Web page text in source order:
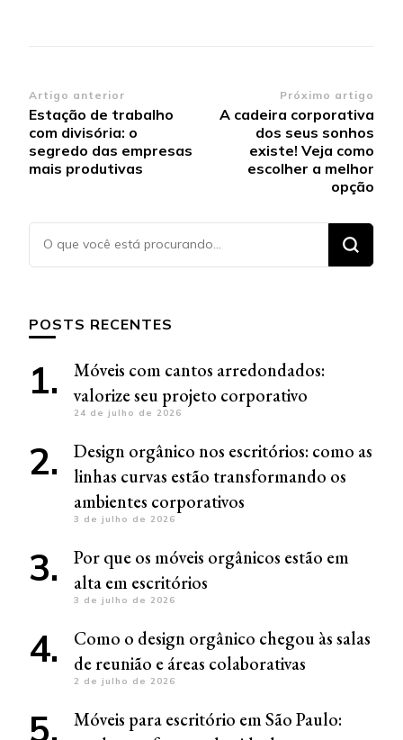
Navegação
de
post
Artigo anterior
Estação de trabalho
com divisória: o
segredo das empresas
mais produtivas
Próximo artigo
A cadeira corporativa
dos seus sonhos
existe! Veja como
escolher a melhor
opção
Procurando
algo?
POSTS RECENTES
Móveis com cantos arredondados:
valorize seu projeto corporativo
24 de julho de 2026
Design orgânico nos escritórios: como as
linhas curvas estão transformando os
ambientes corporativos
3 de julho de 2026
Por que os móveis orgânicos estão em
alta em escritórios
3 de julho de 2026
Como o design orgânico chegou às salas
de reunião e áreas colaborativas
2 de julho de 2026
Móveis para escritório em São Paulo: